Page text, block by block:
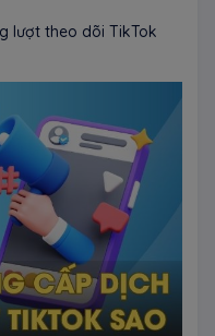
lượt theo dõi TikTok